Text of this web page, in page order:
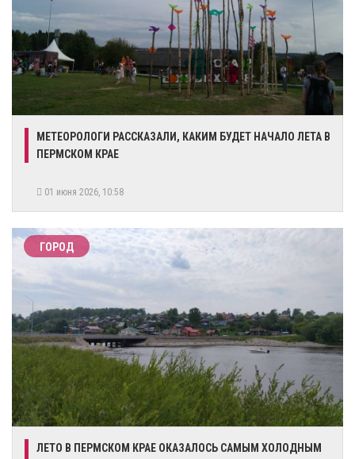
​МЕТЕОРОЛОГИ РАССКАЗАЛИ, КАКИМ БУДЕТ НАЧАЛО ЛЕТА В
ПЕРМСКОМ КРАЕ
01 июня 2026, 10:58
ГОРОД
ЛЕТО В ПЕРМСКОМ КРАЕ ОКАЗАЛОСЬ САМЫМ ХОЛОДНЫМ